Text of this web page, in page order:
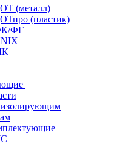
(металл)
(пластик)
ФГ